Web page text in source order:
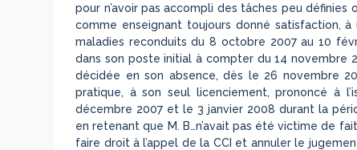
pour n’avoir pas accompli des tâches peu
comme enseignant toujours donné satisfaction,
maladies reconduits du 8 octobre 2007 au 10
dans son poste initial à compter du 14 novembre
décidée en son absence, dès le 26 novembre
pratique, à son seul licenciement, prononcé à
décembre 2007 et le 3 janvier 2008 durant la
en retenant que M. B…n’avait pas été victime de
faire droit à l’appel de la CCI et annuler le